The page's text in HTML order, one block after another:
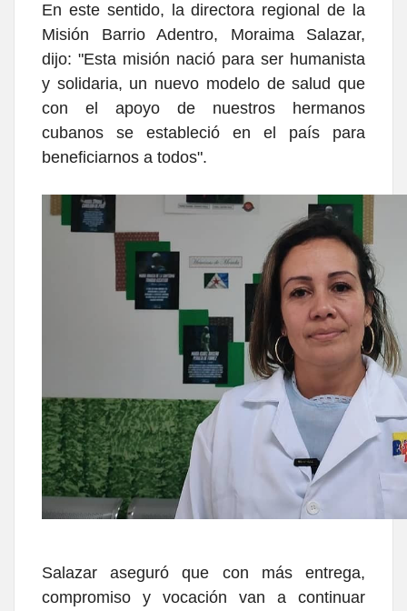
En este sentido, la directora regional de la
Misión Barrio Adentro, Moraima Salazar,
dijo: "Esta misión nació para ser humanista
y solidaria, un nuevo modelo de salud que
con el apoyo de nuestros hermanos
cubanos se estableció en el país para
beneficiarnos a todos".
Salazar aseguró que con más entrega,
compromiso y vocación van a continuar